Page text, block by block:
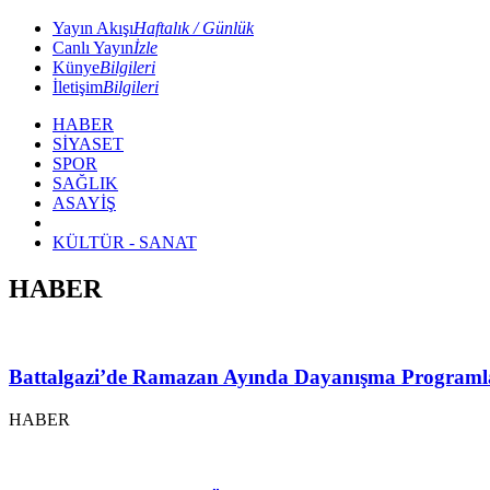
Yayın AkışıHaftalık / Günlük
Canlı Yayınİzle
KünyeBilgileri
İletişimBilgileri
HABER
SİYASET
SPOR
SAĞLIK
ASAYİŞ
KÜLTÜR - SANAT
HABER
Battalgazi’de Ramazan Ayında Dayanışma
HABER